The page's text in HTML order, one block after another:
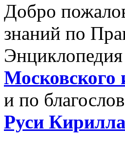
Добро
знаний по
Московского
и по
Руси Кирилла